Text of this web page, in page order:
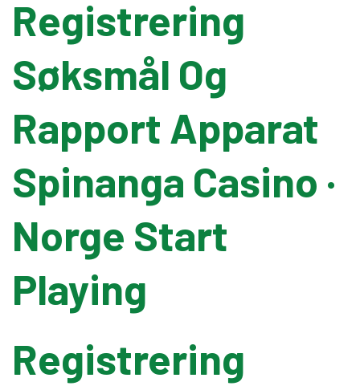
Pallet Wrapping
Grease Filling
Flow Wrapping Machine
Thermal Transfer
Metal Detectors
Band Sealers
Registrering
Søksmål ​​Og
Rapport Apparat
Spinanga Casino ·
Norge Start
Playing
Registrering